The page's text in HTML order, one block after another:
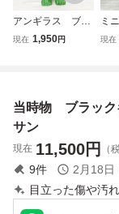
アンギラス ブル
マァク ミニソフ
ン 円谷英二 G
ODZILLA
現在 1,950円
ミ
マ
現在
当時物 ブラッ
サン
現在 11,500円 （
9件 2月18日
目立った傷や汚